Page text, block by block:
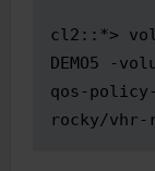
cl2::*>
DEMO5 -
qos-
rocky/vhr-